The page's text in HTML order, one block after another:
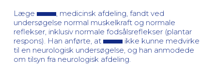
Læge
, medicinsk afdeling, fandt ved
undersøgelse normal muskelkraft og normale
reflekser, inklusiv normale fodsålsreflekser (plantar
respons). Han anførte, at
ikke kunne medvirke
til en neurologisk undersøgelse, og han anmodede
om tilsyn fra neurologisk afdeling.